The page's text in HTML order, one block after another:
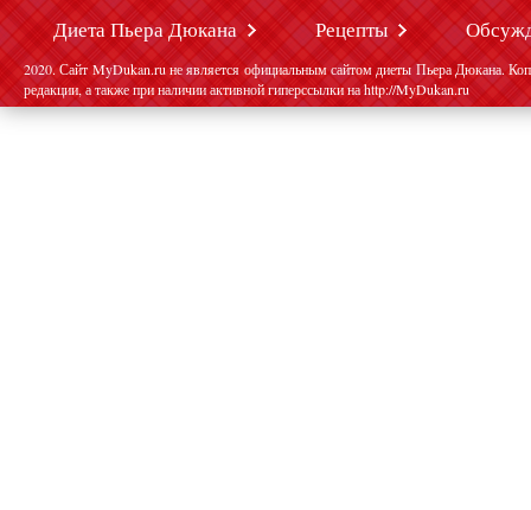
Диета Пьера Дюкана Рецепты
2020. Сайт MyDukan.ru не является официальным сайтом диеты Пьера Дюкана.
редакции, а также при наличии активной гиперссылки на http://MyDukan.ru